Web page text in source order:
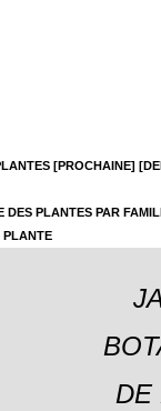
[PROCHAINE]
DES PLANTES PAR
PLANTE
DE